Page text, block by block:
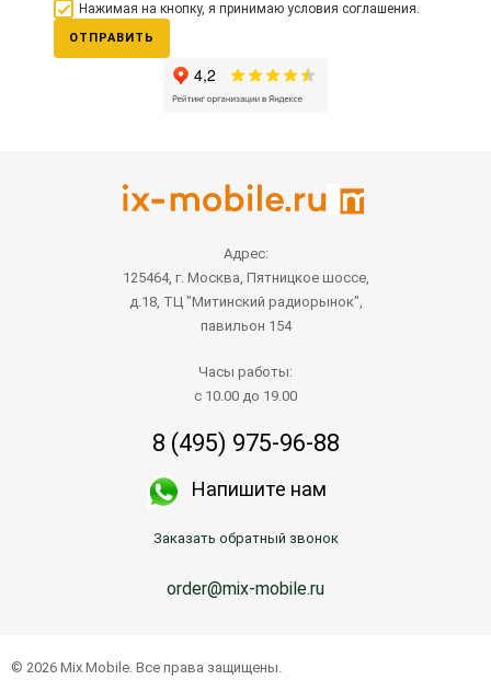
Нажимая на кнопку, я принимаю условия соглашения.
ОТПРАВИТЬ
Адрес:
125464, г. Москва, Пятницкое шоссе,
д.18, ТЦ "Митинский радиорынок",
павильон 154
Часы работы:
с 10.00 до 19.00
8 (495) 975-96-88
Напишите нам
Заказать обратный звонок
order@mix-mobile.ru
© 2026 Mix Mobile. Все права защищены.